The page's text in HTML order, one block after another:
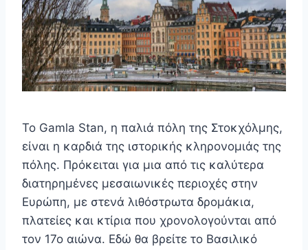
Το Gamla Stan, η παλιά πόλη της Στοκχόλμης,
είναι η καρδιά της ιστορικής κληρονομιάς της
πόλης. Πρόκειται για μια από τις καλύτερα
διατηρημένες μεσαιωνικές περιοχές στην
Ευρώπη, με στενά λιθόστρωτα δρομάκια,
πλατείες και κτίρια που χρονολογούνται από
τον 17ο αιώνα. Εδώ θα βρείτε το Βασιλικό